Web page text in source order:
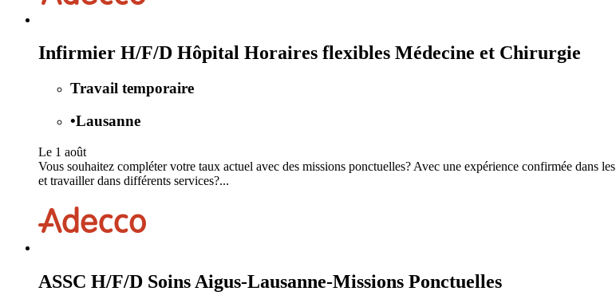
Infirmier H/F/D Hôpital Horaires flexibles Médecine et Chirurgie
Travail temporaire
•Lausanne
Le 1 août
Vous souhaitez compléter votre taux actuel avec des missions ponctuelles? Avec une expérience confirmée dans
et travailler dans différents services?...
ASSC H/F/D Soins Aigus-Lausanne-Missions Ponctuelles